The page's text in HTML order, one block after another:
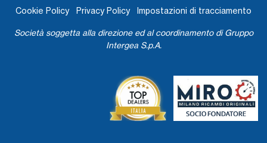
Cookie Policy Privacy Policy Impostazioni di tracciamento
Società soggetta alla direzione ed al coordinamento di Gruppo
Intergea S.p.A.